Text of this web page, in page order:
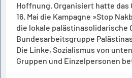
Hoffnung. Organisiert hatte das
16. Mai die Kampagne »Stop
die lokale palästinasolidarische
Bundesarbeitsgruppe
Die Linke, Sozialismus von
Gruppen und Einzelpersonen